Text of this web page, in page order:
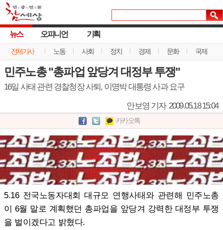
뉴스
전체기사 노동 사회 정치 경제 문화 국제
오피니언 기획
민주노총 "총파업 앞당겨 대정부 투쟁"
16일 사태 관련 경찰청장 사퇴, 이명박 대통령 사과 요구
안보영 기자 2009.05.18 15:04
카카오톡
5.16 전국노동자대회 대규모 연행사태와 관련해 민주노총
이 6월 말로 계획했던 총파업을 앞당겨 강력한 대정부 투쟁
을 벌이겠다고 밝혔다.